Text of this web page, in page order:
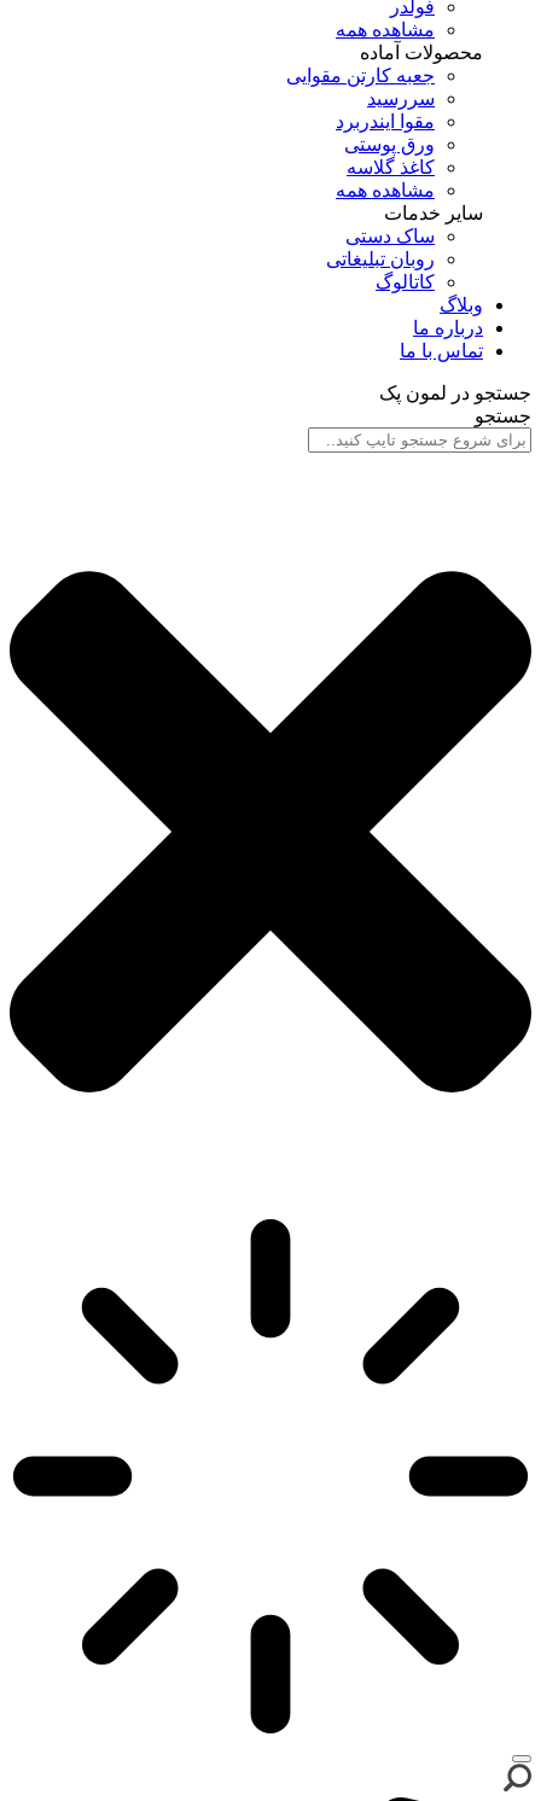
فولدر
مشاهده همه
محصولات آماده
جعبه کارتن مقوایی
سررسید
مقوا ایندربرد
ورق پوستی
کاغذ گلاسه
مشاهده همه
سایر خدمات
ساک دستی
روبان تبلیغاتی
کاتالوگ
وبلاگ
درباره ما
تماس با ما
جستجو در لمون پک
جستجو